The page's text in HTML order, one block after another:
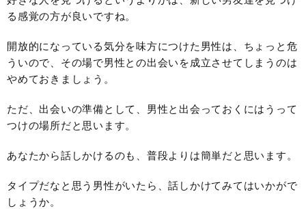
る感覚の方が良いですね。
開放的になっている気分を味方につけた男性は、ちょっと危
ういので、その場で男性との出会いを成立させてしまうのは
やめておきましょう。
ただ、出会いの準備として、男性と出会っておくにはうって
つけの場所だと思います。
あなたから話しかけるのも、普段よりは簡単だと思います。
タイプだなと思う男性がいたら、話しかけてみてはいかがで
しょうか。